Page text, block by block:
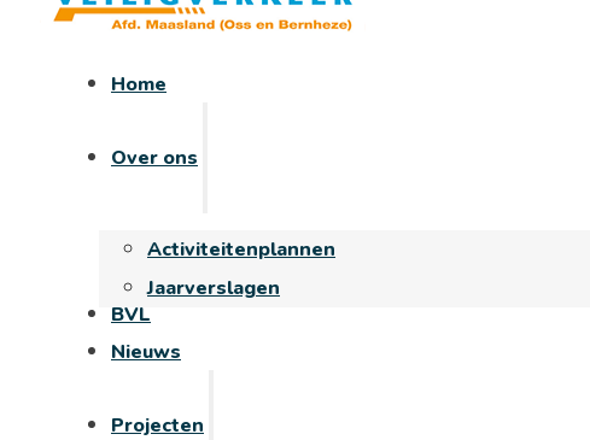
Home
Over ons
Activiteitenplannen
Jaarverslagen
BVL
Nieuws
Projecten